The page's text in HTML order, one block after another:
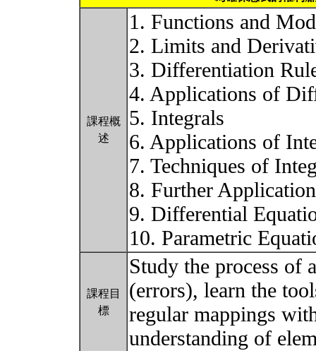
課程概
述
1. Functions and
2. Limits and
3. Differentiation
4. Applications of
5. Integrals
6. Applications of
7. Techniques of
8. Further
9. Differential
10. Parametric
課程目
標
Study the process of
(errors), learn the
regular mappings
understanding of